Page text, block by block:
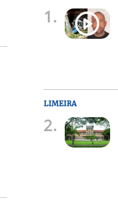
1.
LIMEIRA
2.